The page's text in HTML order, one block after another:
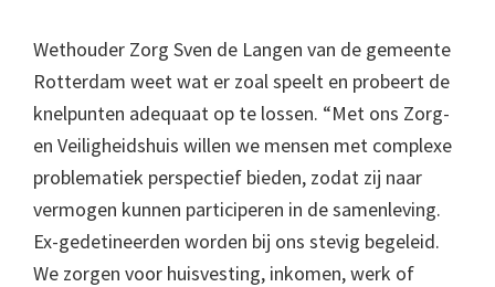
Wethouder Zorg Sven de Langen van de gemeente
Rotterdam weet wat er zoal speelt en probeert de
knelpunten adequaat op te lossen. “Met ons Zorg-
en Veiligheidshuis willen we mensen met complexe
problematiek perspectief bieden, zodat zij naar
vermogen kunnen participeren in de samenleving.
Ex-gedetineerden worden bij ons stevig begeleid.
We zorgen voor huisvesting, inkomen, werk of